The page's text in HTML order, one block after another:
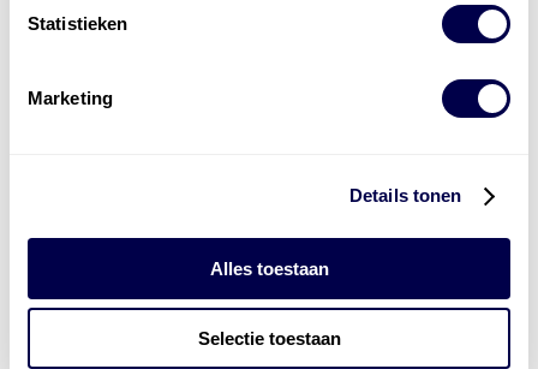
Statistieken
Marketing
Details tonen
Alles toestaan
Selectie toestaan
Levert complete
laad- en accu oplossingen
Installatie van laadinfra en accu’s